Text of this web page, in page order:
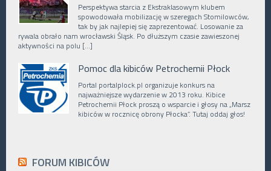
Perspektywa starcia z Ekstraklasowym klubem
spowodowała mobilizację w szeregach Stomilowców,
tak by jak najlepiej się zaprezentować. Losowanie za
rywala obrało nam wrocławski Śląsk. Po dłuższym czasie zawieszonej
aktywności na polu […]
Pomoc dla kibiców Petrochemii Płock
Portal portalplock.pl organizuje konkurs na
najważniejsze wydarzenie w 2013 roku. Kibice
Petrochemii Płock proszą o wsparcie i głosy na „Marsz
kibiców w rocznicę obrony Płocka”. Tutaj oddaj głos!
FORUM KIBICÓW